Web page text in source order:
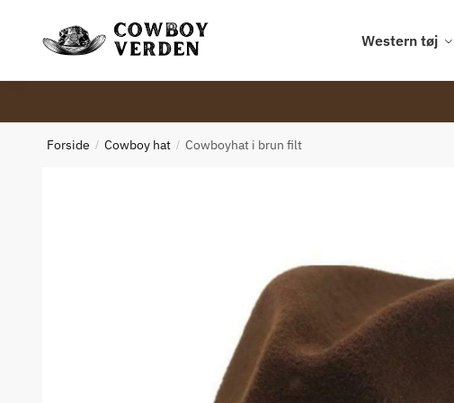
navigation
content
Western tøj
Forside / Cowboy hat / Cowboyhat i brun filt